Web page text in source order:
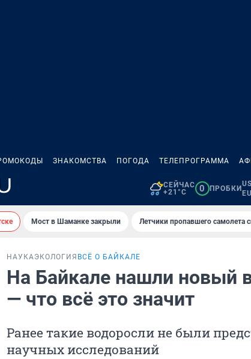
ЗНАКОМСТВА ПОГОДА ТЕЛЕПРОГРАММА
СЕЙЧАС
+21°C
0 ПРОБКИ
Мост в Шаманке закрыли Летчики пропавшего самолета
НАУКАЭКОЛОГИЯ ВСЁ О БАЙКАЛЕ
На Байкале нашли новый
— что всё это значит
Ранее такие водоросли не были
научных исследований